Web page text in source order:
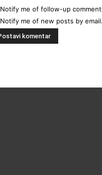
Notify me of follow-up
Notify me of new posts by email.